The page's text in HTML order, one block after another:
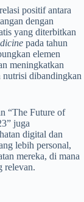
positif antara
dengan
yang diterbitkan
pada tahun
elemen
meningkatkan
nutrisi dibandingkan
“The Future of
juga
digital dan
lebih personal,
mereka, di mana
relevan.